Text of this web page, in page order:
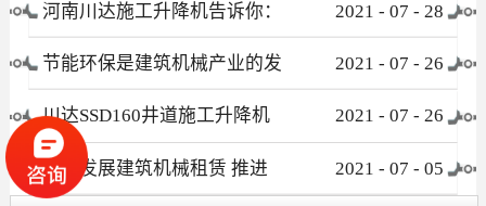
在哪些方面
河南川达施工升降机告诉你：
为什么租赁比采购更合算
2021 - 07 - 28
节能环保是建筑机械产业的发
展趋势
2021 - 07 - 26
川达SSD160井道施工升降机
介绍
2021 - 07 - 26
大力发展建筑机械租赁 推进 2021 - 07 - 05